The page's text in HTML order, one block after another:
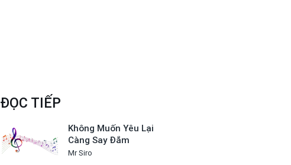
ĐỌC TIẾP
Không Muốn Yêu Lại
Càng Say Đắm
Mr Siro